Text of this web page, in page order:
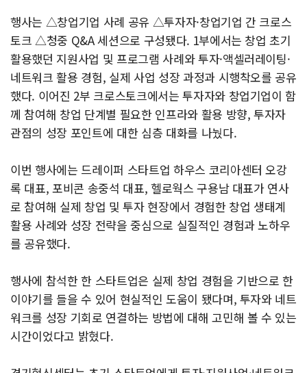
행사는 △창업기업 사례 공유 △투자자·창업기업 간 크로스
토크 △청중 Q&A 세션으로 구성됐다. 1부에서는 창업 초기
활용했던 지원사업 및 프로그램 사례와 투자·액셀러레이팅·
네트워크 활용 경험, 실제 사업 성장 과정과 시행착오를 공유
했다. 이어진 2부 크로스토크에서는 투자자와 창업기업이 함
께 참여해 창업 단계별 필요한 인프라와 활용 방향, 투자자
관점의 성장 포인트에 대한 심층 대화를 나눴다.
이번 행사에는 드레이퍼 스타트업 하우스 코리아센터 오강
록 대표, 포비콘 송중석 대표, 헬로웍스 구용남 대표가 연사
로 참여해 실제 창업 및 투자 현장에서 경험한 창업 생태계
활용 사례와 성장 전략을 중심으로 실질적인 경험과 노하우
를 공유했다.
행사에 참석한 한 스타트업은 실제 창업 경험을 기반으로 한
이야기를 들을 수 있어 현실적인 도움이 됐다며, 투자와 네트
워크를 성장 기회로 연결하는 방법에 대해 고민해 볼 수 있는
시간이었다고 밝혔다.